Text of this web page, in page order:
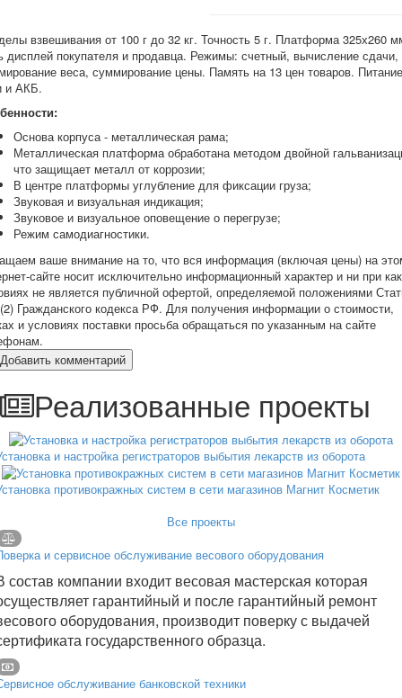
взвешивания от 100 г до 32 кг. Точность 5 г. Платформа 325х260
дисплей покупателя и продавца. Режимы: счетный, вычисление сдачи,
веса, суммирование цены. Память на 13 цен товаров.
и АКБ.
Основа корпуса - металлическая рама;
Металлическая платформа обработана методом двойной
что защищает металл от коррозии;
В центре платформы углубление для фиксации груза;
Звуковая и визуальная индикация;
Звуковое и визуальное оповещение о перегрузе;
Режим самодиагностики.
ваше внимание на то, что вся информация (включая цены) на
сайте носит исключительно информационный характер и ни при
не является публичной офертой, определяемой положениями
Гражданского кодекса РФ. Для получения информации о стоимости,
и условиях поставки просьба обращаться по указанным на сайте
Добавить комментарий
Реализованные проекты
и настройка регистраторов выбытия лекарств из оборота
противокражных систем в сети магазинов Магнит Косметик
Все проекты
и сервисное обслуживание весового оборудования
состав компании входит весовая мастерская которая
гарантийный и после гарантийный ремонт
оборудования, производит поверку с выдачей
государственного образца.
обслуживание банковской техники